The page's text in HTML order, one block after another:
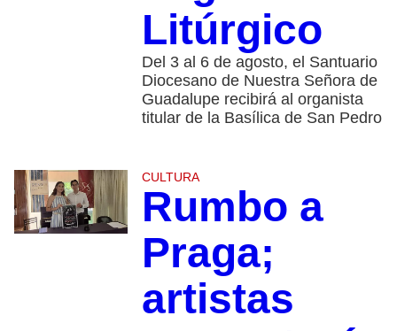
Litúrgico
Del 3 al 6 de agosto, el Santuario
Diocesano de Nuestra Señora de
Guadalupe recibirá al organista
titular de la Basílica de San Pedro
CULTURA
Rumbo a
Praga;
artistas